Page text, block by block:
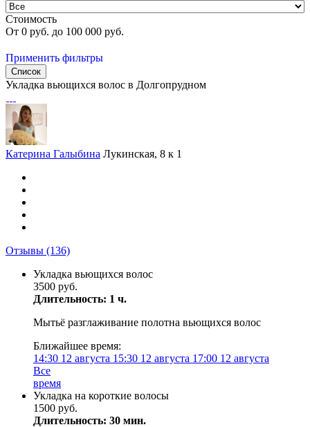
Стоимость
От 0 руб. до 100 000 руб.
Применить фильтры
Список
Укладка вьющихся волос в Долгопрудном
Катерина Галыбина Лукинская, 8 к 1
Отзывы (136)
Укладка вьющихся волос
3500 руб.
Длительность: 1 ч.
Мытьё разглаживание полотна вьющихся волос
Ближайшее время:
14:30 12 августа 15:30 12 августа 17:00 12 августа
Все
время
Укладка на короткие волосы
1500 руб.
Длительность: 30 мин.